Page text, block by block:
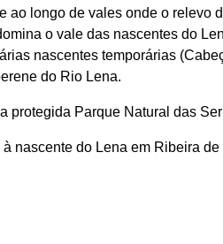
ao longo de vales onde o relevo
o vale das nascentes do
nascentes temporárias
do Rio Lena.
protegida Parque Natural das
à nascente do Lena em Ribeira de